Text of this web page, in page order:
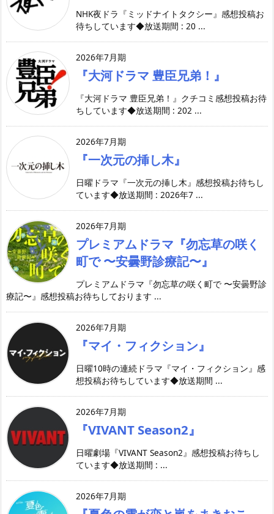
NHK夜ドラ『ミッドナイトタクシー』感想投稿お
待ちしています◆放送期間 : 20 ...
2026年7月期
『大河ドラマ 豊臣兄弟！』
『大河ドラマ 豊臣兄弟！』クチコミ感想投稿お待
ちしています◆放送期間 : 202 ...
2026年7月期
『一次元の挿し木』
日曜ドラマ『一次元の挿し木』感想投稿お待ちし
ています◆放送期間 : 2026年7 ...
2026年7月期
プレミアムドラマ『勿忘草の咲く
町で 〜安曇野診療記〜』
プレミアムドラマ『勿忘草の咲く町で 〜安曇野診
療記〜』感想投稿お待ちしております ...
2026年7月期
『マイ・フィクション』
日曜10時の連続ドラマ『マイ・フィクション』感
想投稿お待ちしています◆放送期間 ...
2026年7月期
『VIVANT Season2』
日曜劇場『VIVANT Season2』感想投稿お待ちし
ています◆放送期間 : ...
2026年7月期